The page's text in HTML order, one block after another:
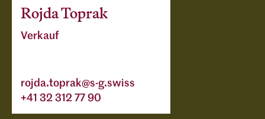
Rojda Toprak
Verkauf
rojda.toprak@s-g.swiss
+41 32 312 77 90